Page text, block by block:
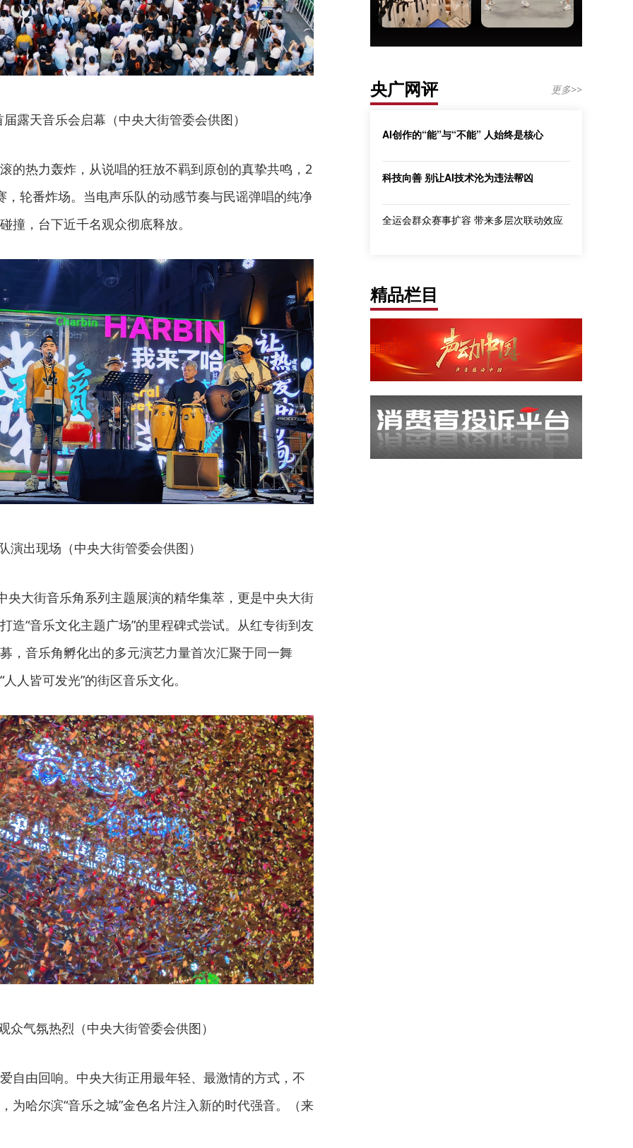
露天音乐会启幕（中央大街管委会供图）
的热力轰炸，从说唱的狂放不羁到原创的真挚共鸣，2
，轮番炸场。当电声乐队的动感节奏与民谣弹唱的纯净
撞，台下近千名观众彻底释放。
演出现场（中央大街管委会供图）
央大街音乐角系列主题展演的精华集萃，更是中央大街
造“音乐文化主题广场”的里程碑式尝试。从红专街到友
，音乐角孵化出的多元演艺力量首次汇聚于同一舞
人皆可发光”的街区音乐文化。
众气氛热烈（中央大街管委会供图）
自由回响。中央大街正用最年轻、最激情的方式，不
为哈尔滨“音乐之城”金色名片注入新的时代强音。（来
央广网评 更多>>
AI创作的“能”与“不能” 人始终是核心
科技向善 别让AI技术沦为违法帮凶
全运会群众赛事扩容 带来多层次联动效应
精品栏目